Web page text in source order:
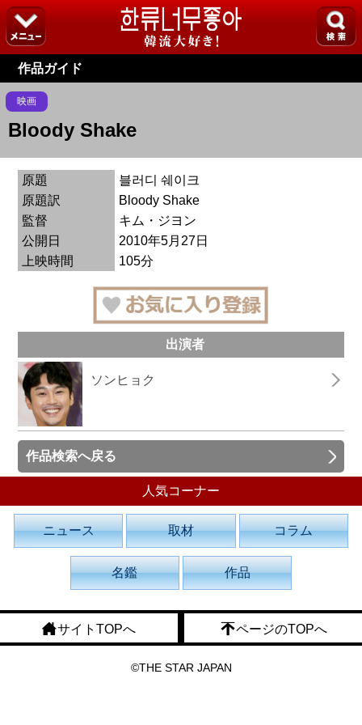
作品ガイド
映画
Bloody Shake
原題
블러디 쉐이크
原題訳
Bloody Shake
監督
キム・ジヨン
公開日
2010年5月27日
上映時間
105分
出演者
ソンヒョク
作品検索へ戻る
人気コーナー
ニュース 取材 コラム
名鑑 作品
サイトTOPへ ページのTOPへ
©THE STAR JAPAN